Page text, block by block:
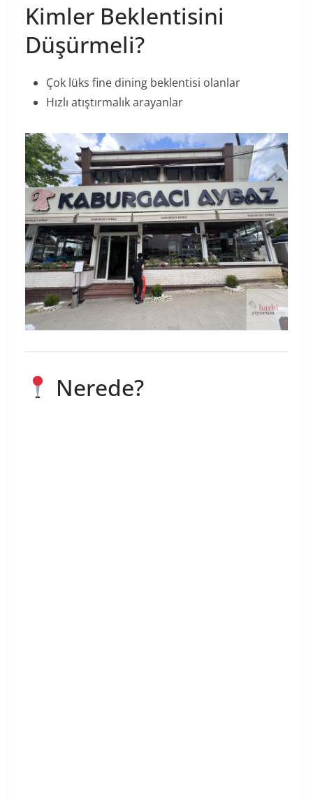
Kimler Beklentisini
Düşürmeli?
Çok lüks fine dining beklentisi olanlar
Hızlı atıştırmalık arayanlar
Nerede?